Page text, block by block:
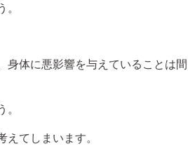
身体に悪影響を与えていることは間
てしまいます。